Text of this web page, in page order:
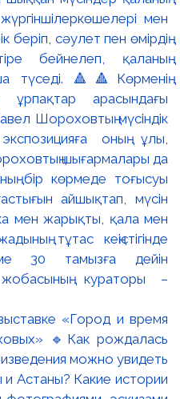
мен
беріп, сәулет пен өмірдің
бейнелеп, қаланың
түседі. 🔺🔺Көрменің
арасындағы
Шороховтың мүсіндік
оның ұлы,
шығармалары да
бір көрмеде тоғысуы
айшықтап, мүсін
мен жарықты, қала мен
тұтас кеңістігінде
30 тамызға дейін
кураторы –